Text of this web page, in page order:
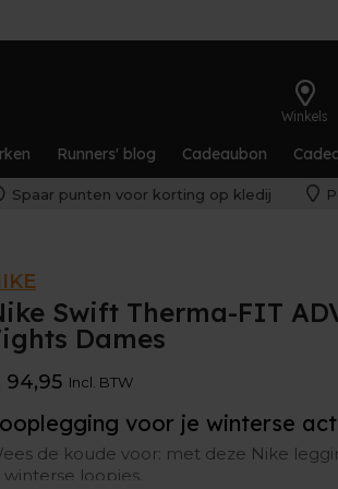
Winkels
Runners' blog Cadeaubon
Spaar punten voor korting op kledij
Swift Therma-FIT
Dames
94,95 Incl. BTW
voor je winterse
de koude voor: met deze Nike
winterse loopjes.